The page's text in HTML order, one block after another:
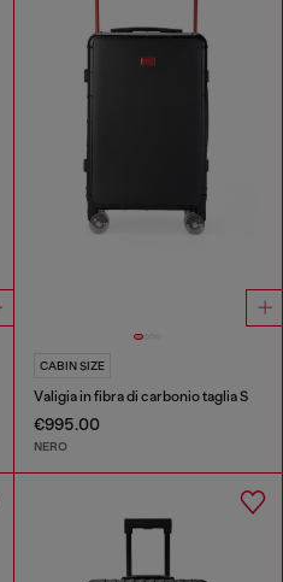
CABIN SIZE
Valigia in fibra di carbonio taglia S
€995.00
NERO